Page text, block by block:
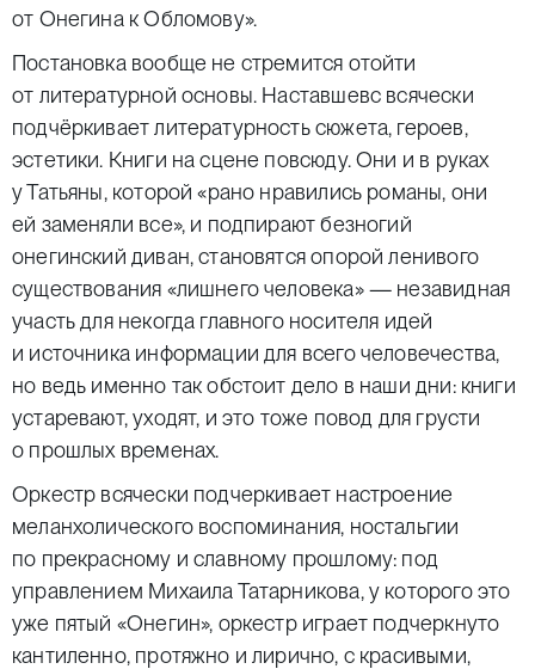
от Онегина к Обломову».
Постановка вообще не стремится отойти
от литературной основы. Наставшевс всячески
подчёркивает литературность сюжета, героев,
эстетики. Книги на сцене повсюду. Они и в руках
у Татьяны, которой «рано нравились романы, они
ей заменяли все», и подпирают безногий
онегинский диван, становятся опорой ленивого
существования «лишнего человека» — незавидная
участь для некогда главного носителя идей
и источника информации для всего человечества,
но ведь именно так обстоит дело в наши дни: книги
устаревают, уходят, и это тоже повод для грусти
о прошлых временах.
Оркестр всячески подчеркивает настроение
меланхолического воспоминания, ностальгии
по прекрасному и славному прошлому: под
управлением Михаила Татарникова, у которого это
уже пятый «Онегин», оркестр играет подчеркнуто
кантиленно, протяжно и лирично, с красивыми,